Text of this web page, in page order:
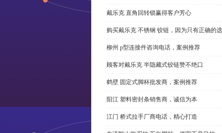
戴乐克 直角回转锁赢得客户芳心
购买戴乐克 不锈钢 铰链，因为只有正确的
柳州 p型连接件咨询电话，案例推荐
顾客对戴乐克 半隐藏式铰链赞不绝口
鹤壁 固定式脚杯批发商，案例推荐
阳江 塑料密封条销售商，诚信为本
江门 桥式拉手厂商电话，精心打造